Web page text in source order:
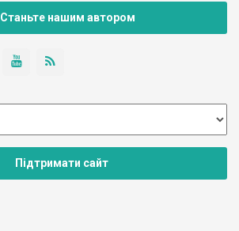
Станьте нашим автором
Підтримати сайт